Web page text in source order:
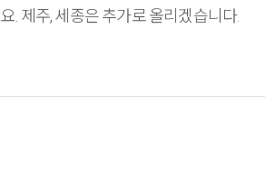
2014년 각 시도교육청 예산 편성 기본 지침 참고하세요. 제주, 세종은 추가로 올리겠습니다.